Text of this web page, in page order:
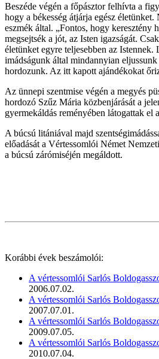
Beszéde végén a főpásztor felhívta a
hogy a békesség átjárja egész
eszmék által. „Fontos, hogy keresztény
megsejtsék a jót, az Isten igazságát.
életünket egyre teljesebben az
imádságunk által mindannyian
hordozunk. Az itt kapott ajándékokat
Az ünnepi szentmise végén a megyés
hordozó Szűz Mária közbenjárását a
gyermekáldás reményében látogattak el
A búcsú litániával majd
előadását a Vértessomlói Német
a búcsú zárómiséjén megáldott.
Korábbi évek beszámolói:
A vértessomlói Sarlós
2006.07.02.
A vértessomlói Sarlós
2007.07.01.
A vértessomlói Sarlós
2009.07.05.
A vértessomlói Sarlós
2010.07.04.